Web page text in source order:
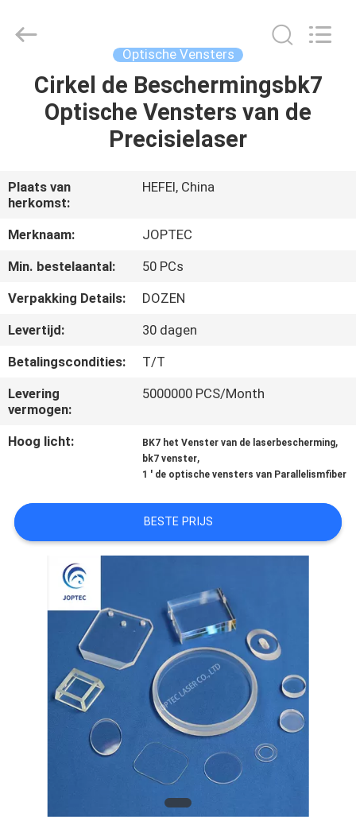
HUIS
PRODUCTEN
ONGEVEER
ONS
FABRIEKSREIS
CONTACTEER
ONS
NIEUWS
PRIVACY
POLICY
LTD.
Developed
Optische Vensters
Cirkel de Beschermingsbk7
Optische Vensters van de
Precisielaser
Plaats van
herkomst:
HEFEI, China
Merknaam:
JOPTEC
Min. bestelaantal:
50 PCs
Verpakking Details:
DOZEN
Levertijd:
30 dagen
Betalingscondities:
T/T
Levering
vermogen:
5000000 PCS/Month
Hoog licht: BK7 het Venster van de laserbescherming,
bk7 venster,
1 ' de optische vensters van Parallelismfiber
BESTE PRIJS